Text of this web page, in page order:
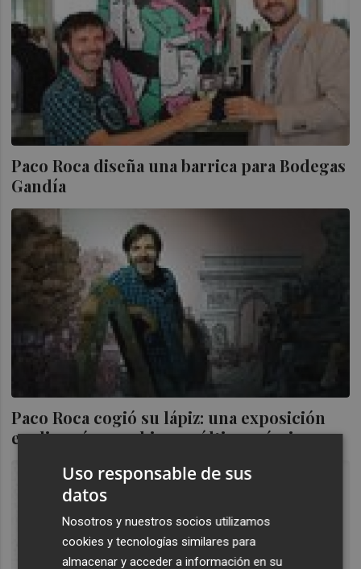
Paco Roca diseña una barrica para Bodegas
Gandía
Paco Roca cogió su lápiz: una exposición
explica cómo se hizo su último cómic
Uso responsable de sus
datos
Nosotros y nuestros socios utilizamos
cookies y tecnologías similares para
almacenar y acceder a información en su